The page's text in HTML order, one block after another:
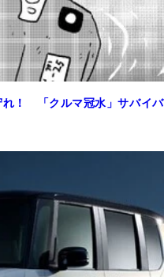
れ！ 「クルマ冠水」サバイバ